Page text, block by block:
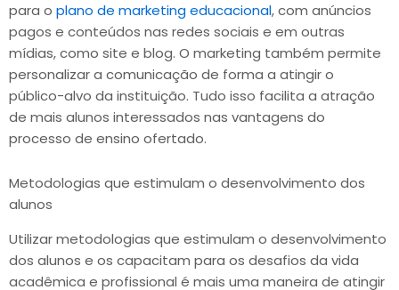
para o plano de marketing educacional, com anúncios
pagos e conteúdos nas redes sociais e em outras
mídias, como site e blog. O marketing também permite
personalizar a comunicação de forma a atingir o
público-alvo da instituição. Tudo isso facilita a atração
de mais alunos interessados nas vantagens do
processo de ensino ofertado.
Metodologias que estimulam o desenvolvimento dos
alunos
Utilizar metodologias que estimulam o desenvolvimento
dos alunos e os capacitam para os desafios da vida
acadêmica e profissional é mais uma maneira de atingir